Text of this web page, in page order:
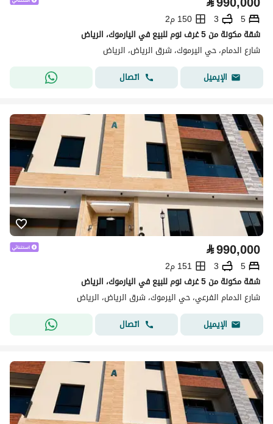
5
3
150 م2
شقة مكونة من 5 غرف نوم للبيع في اليارموك، الرياض
شارع الدمام، حي اليرموك، شرق الرياض، الرياض
الإيميل
اتصال
⃁990,000
5
3
151 م2
شقة مكونة من 5 غرف نوم للبيع في اليارموك، الرياض
شارع الدمام الفرعي، حي اليرموك، شرق الرياض، الرياض
الإيميل
اتصال